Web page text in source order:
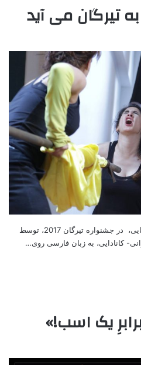
تیرگان می آید
نمایشنامه «آرش» نوشته بهرام بیضایی، در جشنواره تیرگان 2017، توسط
کانادایی، به زبان فارسی روی…
یک اسب!»